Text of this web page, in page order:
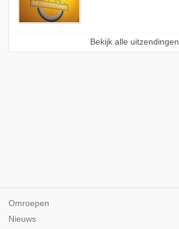
Bekijk alle uitzendingen
Omroepen
Nieuws